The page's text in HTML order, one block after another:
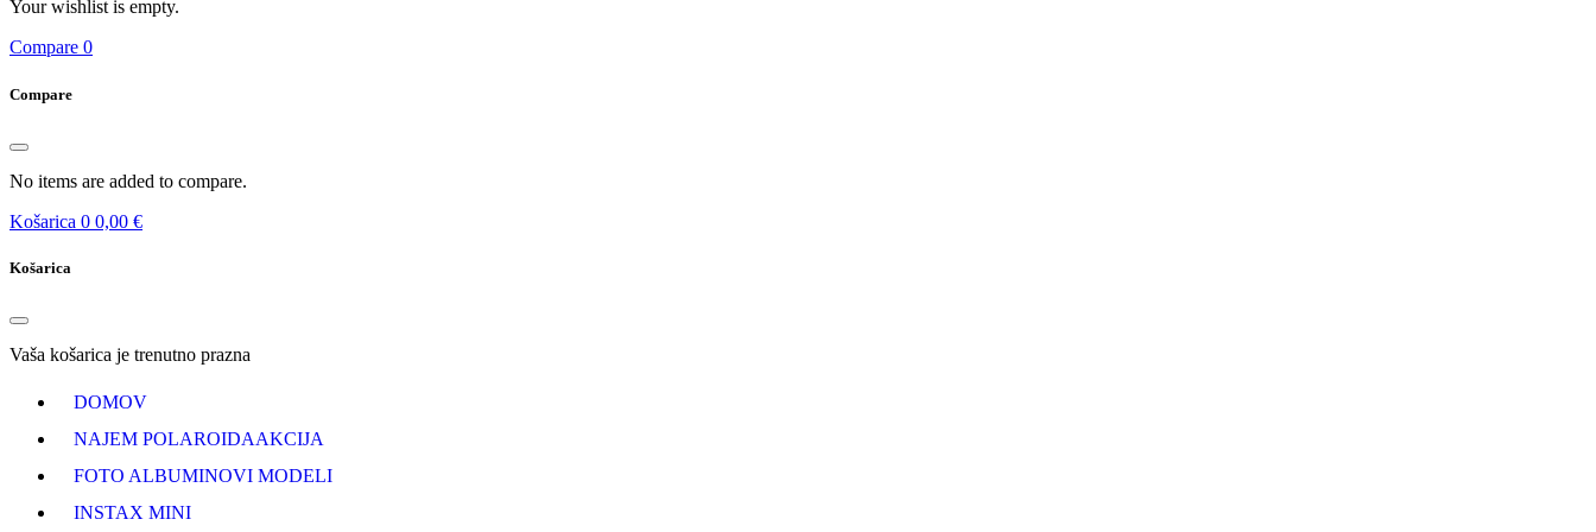
Your wishlist is empty.
Compare 0
Compare
No items are added to compare.
Košarica 0 0,00 €
Košarica
Vaša košarica je trenutno prazna
DOMOV
NAJEM POLAROIDAAKCIJA
FOTO ALBUMINOVI MODELI
INSTAX MINI